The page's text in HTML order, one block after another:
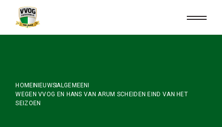
content
HOME NIEUWSALGEMEEN
WEGEN VVOG EN HANS VAN ARUM SCHEIDEN EIND VAN HET
SEIZOEN